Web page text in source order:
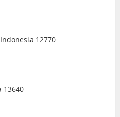
12770
13640